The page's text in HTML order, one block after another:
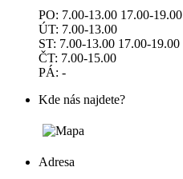
PO: 7.00-13.00 17.00-19.00
ÚT: 7.00-13.00
ST: 7.00-13.00 17.00-19.00
ČT: 7.00-15.00
PÁ: -
Kde nás najdete?
Adresa